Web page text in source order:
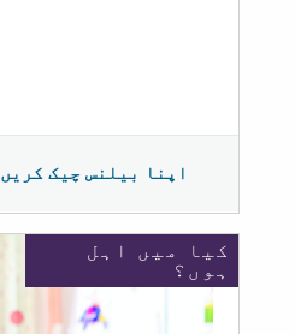
اپنا بیلنس چیک کریں
کیا میں اہل
ہوں؟